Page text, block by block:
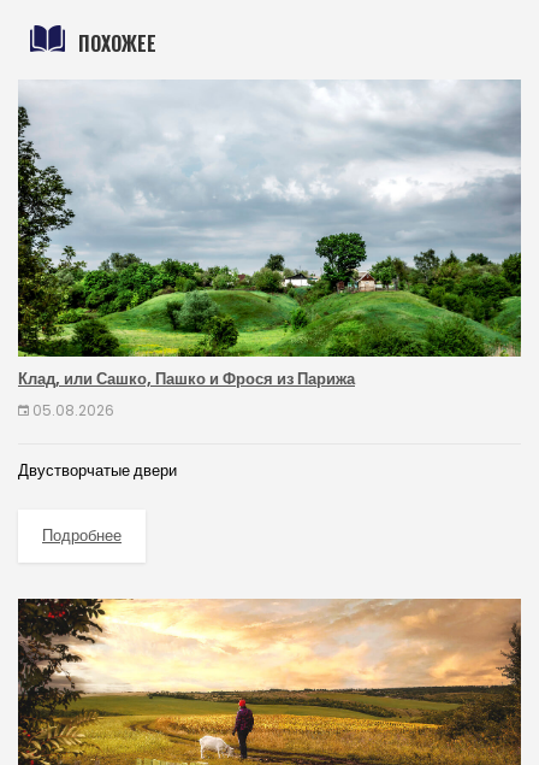
ПОХОЖЕЕ
Клад, или Сашко, Пашко и Фрося из Парижа
05.08.2026
Двустворчатые двери
Подробнее